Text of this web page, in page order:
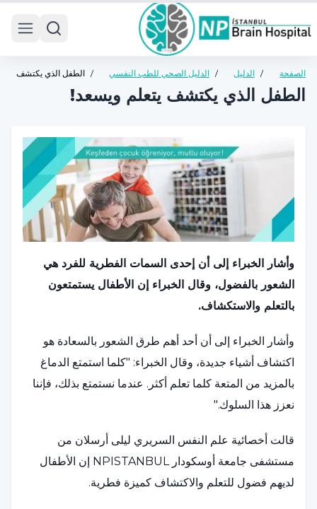
الصفحة
الرئيسية
/ الدليل
الصحي
/ الدليل الصحي للطب النفسي
للأطفال والمراهقين
/ الطفل الذي يكتشف
الطفل الذي يكتشف يتعلم ويسعد!
وأشار الخبراء إلى أن إحدى السمات الفطرية للفرد هي
الشعور بالفضول، وقال الخبراء إن الأطفال يستمتعون
بالتعلم والاستكشاف.
وأشار الخبراء إلى أن أحد أهم طرق الشعور بالسعادة هو
اكتشاف أشياء جديدة، وقال الخبراء: "كلما استمتع الدماغ
بالمزيد من المتعة كلما تعلم أكثر. عندما نستمتع بذلك، فإننا
نعزز هذا السلوك."
قالت أخصائية علم النفس السريري ليلى أرسلان من
مستشفى جامعة أوسكودار NPISTANBUL إن الأطفال
لديهم فضول للتعلم والاكتشاف كميزة فطرية.